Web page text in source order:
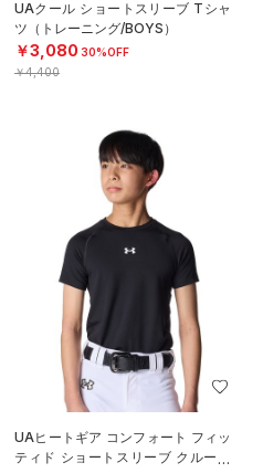
UAクール ショートスリーブ Tシャ
ツ（トレーニング/BOYS）
￥3,080 30%OFF
￥4,400
UAヒートギア コンフォート フィッ
ティド ショートスリーブ クルーネ